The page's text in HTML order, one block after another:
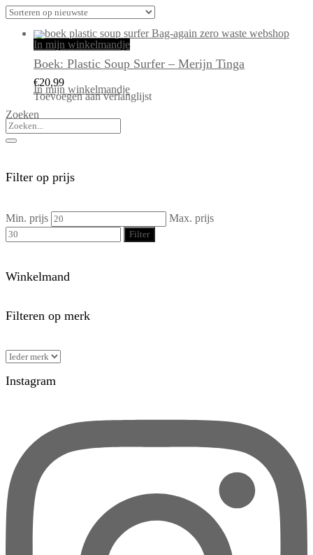
In mijn winkelmandje
Boek: Plastic Soup Surfer – Merijn Tinga
€20,99
In mijn winkelmandje
Toevoegen aan verlanglijst
Zoeken
Filter op prijs
Min. prijs Max. prijs
Filter
Winkelmand
Filteren op merk
Instagram